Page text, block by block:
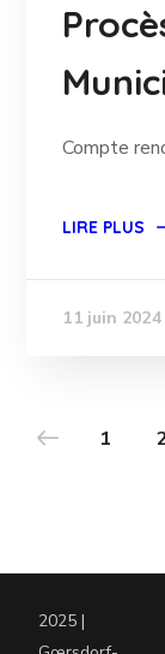
Compte
LIRE PLUS
11 juin 2024
1
2025 |